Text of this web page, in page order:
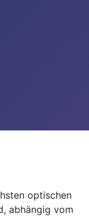
optischen
abhängig vom